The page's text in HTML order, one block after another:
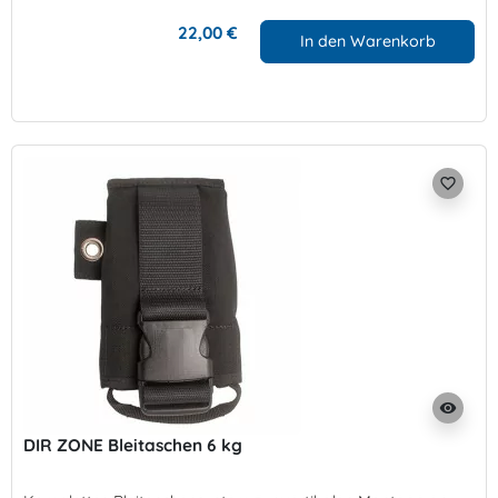
22,00 € In den Warenkorb
visibility
favorite_border
DIR ZONE Bleitaschen 6 kg